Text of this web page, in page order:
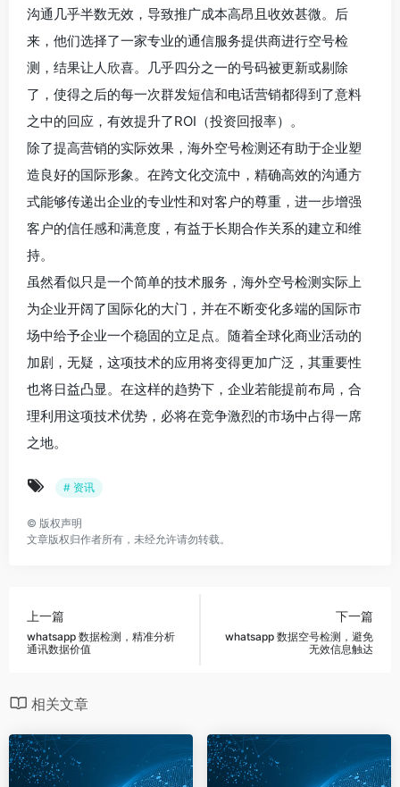
沟通几乎半数无效，导致推广成本高昂且收效甚微。后
来，他们选择了一家专业的通信服务提供商进行空号检
测，结果让人欣喜。几乎四分之一的号码被更新或剔除
了，使得之后的每一次群发短信和电话营销都得到了意料
之中的回应，有效提升了ROI（投资回报率）。
除了提高营销的实际效果，海外空号检测还有助于企业塑
造良好的国际形象。在跨文化交流中，精确高效的沟通方
式能够传递出企业的专业性和对客户的尊重，进一步增强
客户的信任感和满意度，有益于长期合作关系的建立和维
持。
虽然看似只是一个简单的技术服务，海外空号检测实际上
为企业开阔了国际化的大门，并在不断变化多端的国际市
场中给予企业一个稳固的立足点。随着全球化商业活动的
加剧，无疑，这项技术的应用将变得更加广泛，其重要性
也将日益凸显。在这样的趋势下，企业若能提前布局，合
理利用这项技术优势，必将在竞争激烈的市场中占得一席
之地。
# 资讯
© 版权声明
文章版权归作者所有，未经允许请勿转载。
上一篇
whatsapp 数据检测，精准分析
通讯数据价值
下一篇
whatsapp 数据空号检测，避免
无效信息触达
相关文章